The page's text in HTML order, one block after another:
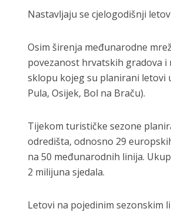
Nastavljaju se cjelogodišnji
Osim širenja međunarodne
povezanost hrvatskih gradova
sklopu kojeg su planirani letovi
Pula, Osijek, Bol na Braču).
Tijekom turističke sezone
odredišta, odnosno 29
na 50 međunarodnih linija.
2 milijuna sjedala.
Letovi na pojedinim sezonskim